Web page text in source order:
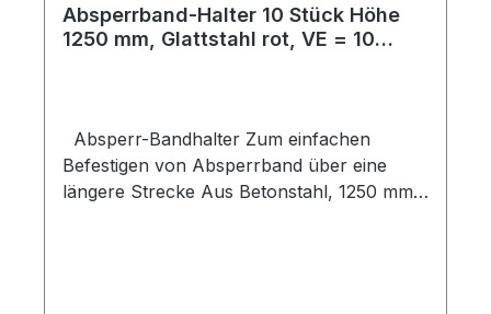
Absperrband-Halter 10 Stück Höhe
1250 mm, Glattstahl rot, VE = 10
Absperr-Bandhalter Zum einfachen
Befestigen von Absperrband über eine
längere Strecke Aus Betonstahl, 1250 mm